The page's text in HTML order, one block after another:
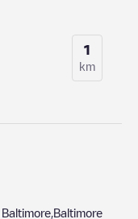
1
km
Baltimore Baltimore